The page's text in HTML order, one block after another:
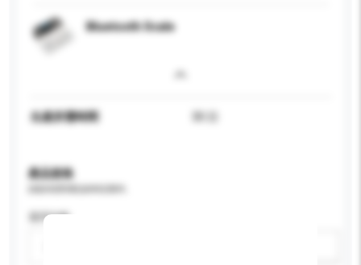
Bluetooth Scale
生產所需時間 30 日
產品規格
適用年齡